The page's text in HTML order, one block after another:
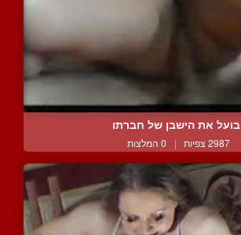
בועל את הישבן של חברתו
2987 צפיות | 0 המלצות